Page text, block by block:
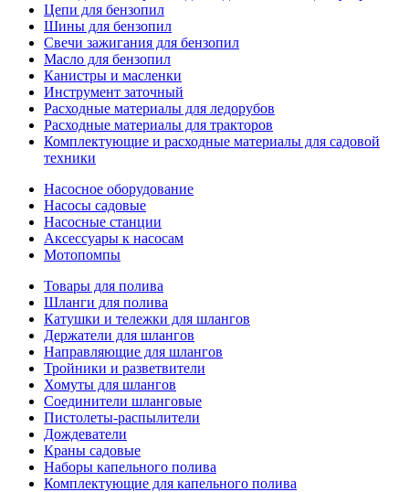
Цепи для бензопил
Шины для бензопил
Свечи зажигания для бензопил
Масло для бензопил
Канистры и масленки
Инструмент заточный
Расходные материалы для ледорубов
Расходные материалы для тракторов
Комплектующие и расходные материалы для садовой
техники
Насосное оборудование
Насосы садовые
Насосные станции
Аксессуары к насосам
Мотопомпы
Товары для полива
Шланги для полива
Катушки и тележки для шлангов
Держатели для шлангов
Направляющие для шлангов
Тройники и разветвители
Хомуты для шлангов
Соединители шланговые
Пистолеты-распылители
Дождеватели
Краны садовые
Наборы капельного полива
Комплектующие для капельного полива